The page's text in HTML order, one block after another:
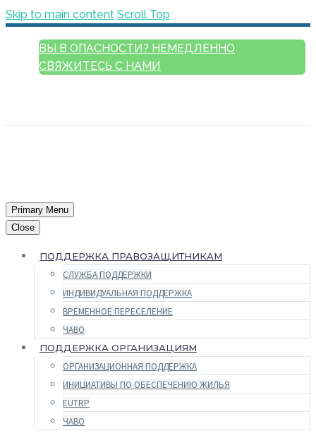
Skip to main content Scroll Top
ВЫ В ОПАСНОСТИ? НЕМЕДЛЕННО
СВЯЖИТЕСЬ С НАМИ
Primary Menu
Close
ПОДДЕРЖКА ПРАВОЗАЩИТНИКАМ
СЛУЖБА ПОДДЕРЖКИ
ИНДИВИДУАЛЬНАЯ ПОДДЕРЖКА
ВРЕМЕННОЕ ПЕРЕСЕЛЕНИЕ
ЧАВО
ПОДДЕРЖКА ОРГАНИЗАЦИЯМ
ОРГАНИЗАЦИОННАЯ ПОДДЕРЖКА
ИНИЦИАТИВЫ ПО ОБЕСПЕЧЕНИЮ ЖИЛЬЯ
EUTRP
ЧАВО